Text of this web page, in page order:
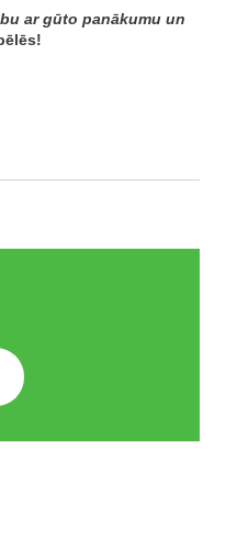
ar gūto panākumu un